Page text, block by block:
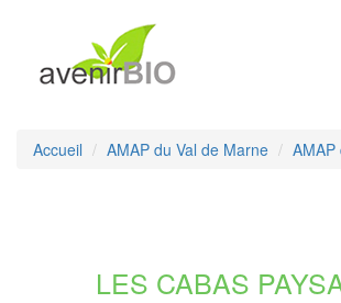
Accueil AMAP du Val de Marne AMAP
LES CABAS